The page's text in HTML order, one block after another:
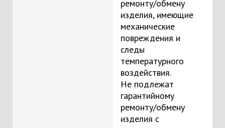
ремонту/обмену
изделия, имеющие
механические
повреждения и
следы
температурного
воздействия.
Не подлежат
гарантийному
ремонту/обмену
изделия с